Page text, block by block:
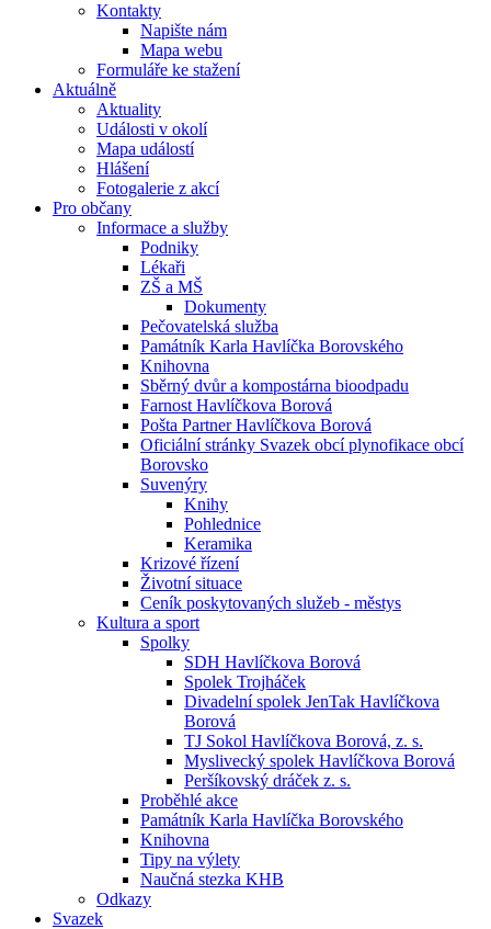
Kontakty
Napište nám
Mapa webu
Formuláře ke stažení
Aktuálně
Aktuality
Události v okolí
Mapa událostí
Hlášení
Fotogalerie z akcí
Pro občany
Informace a služby
Podniky
Lékaři
ZŠ a MŠ
Dokumenty
Pečovatelská služba
Památník Karla Havlíčka Borovského
Knihovna
Sběrný dvůr a kompostárna bioodpadu
Farnost Havlíčkova Borová
Pošta Partner Havlíčkova Borová
Oficiální stránky Svazek obcí plynofikace obcí
Borovsko
Suvenýry
Knihy
Pohlednice
Keramika
Krizové řízení
Životní situace
Ceník poskytovaných služeb - městys
Kultura a sport
Spolky
SDH Havlíčkova Borová
Spolek Trojháček
Divadelní spolek JenTak Havlíčkova
Borová
TJ Sokol Havlíčkova Borová, z. s.
Myslivecký spolek Havlíčkova Borová
Peršíkovský dráček z. s.
Proběhlé akce
Památník Karla Havlíčka Borovského
Knihovna
Tipy na výlety
Naučná stezka KHB
Odkazy
Svazek